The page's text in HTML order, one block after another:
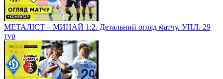
МЕТАЛІСТ – МИНАЙ 1:2. Детальний огляд матчу. УПЛ. 29
тур